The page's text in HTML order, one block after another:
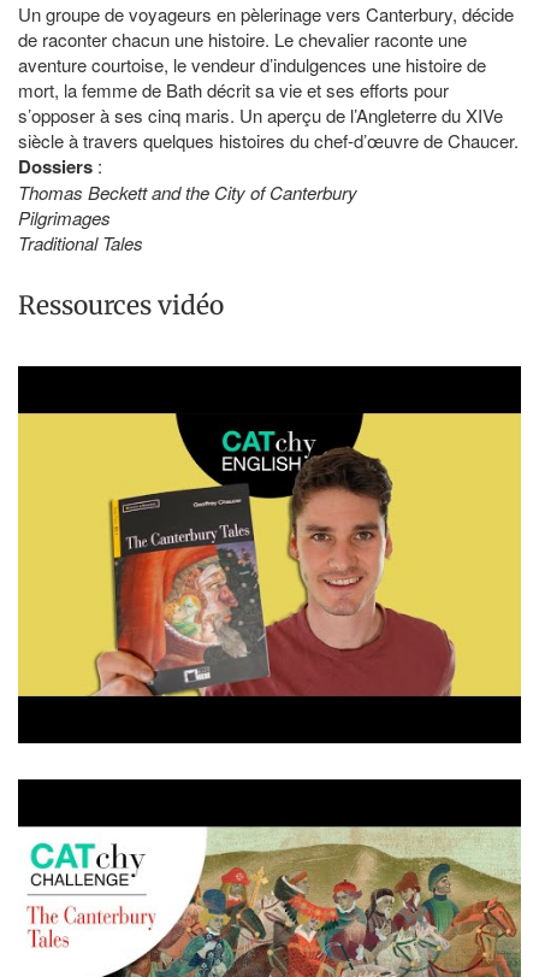
Un groupe de voyageurs en pèlerinage vers Canterbury, décide
de raconter chacun une histoire. Le chevalier raconte une
aventure courtoise, le vendeur d’indulgences une histoire de
mort, la femme de Bath décrit sa vie et ses efforts pour
s’opposer à ses cinq maris. Un aperçu de l’Angleterre du XIVe
siècle à travers quelques histoires du chef-d’œuvre de Chaucer.
Dossiers :
Thomas Beckett and the City of Canterbury
Pilgrimages
Traditional Tales
Ressources vidéo